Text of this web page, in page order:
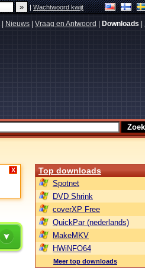
|Wachtwoord kwijt
Nieuws Vraag en Antwoord Downloads
X Top downloads
Spotnet
DVD Shrink
coverXP Free
QuickPar (nederlands)
MakeMKV
HWiNFO64
Meer top downloads